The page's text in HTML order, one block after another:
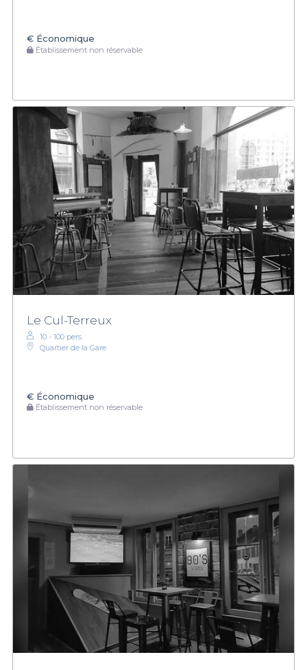
€ Économique
Établissement non réservable
Le Cul-Terreux
10 - 100 pers.
Quartier de la Gare
€ Économique
Établissement non réservable